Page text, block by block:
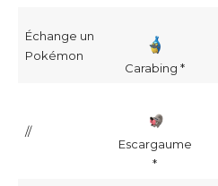
Échange un
Pokémon
Carabing *
//
Escargaume
*